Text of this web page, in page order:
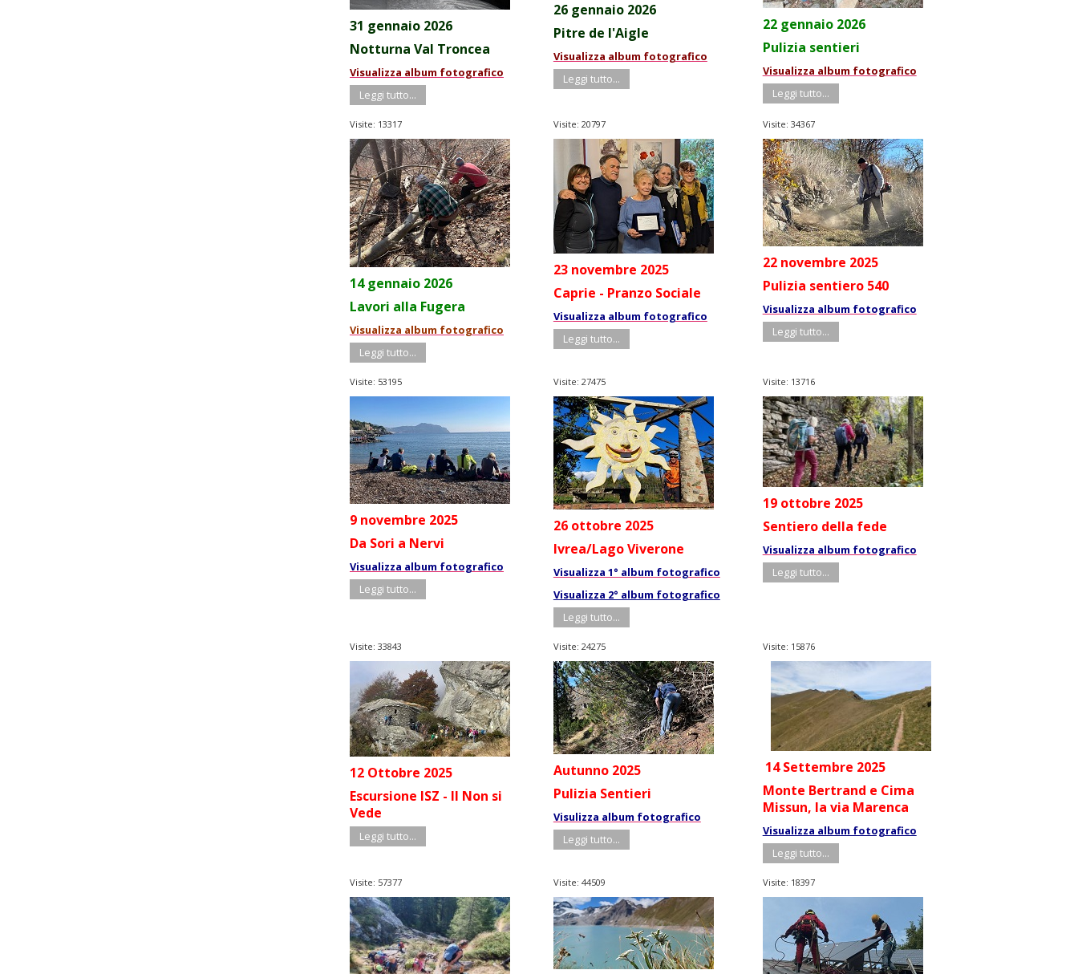
31 gennaio 2026
Notturna Val Troncea
Visualizza album fotografico
Leggi tutto...
26 gennaio 2026
Pitre de l'Aigle
Visualizza album fotografico
Leggi tutto...
22 gennaio 2026
Pulizia sentieri
Visualizza album fotografico
Leggi tutto...
Visite: 13317
14 gennaio 2026
Lavori alla Fugera
Visualizza album fotografico
Leggi tutto...
Visite: 20797
23 novembre 2025
Caprie - Pranzo Sociale
Visualizza album fotografico
Leggi tutto...
Visite: 34367
22 novembre 2025
Pulizia sentiero 540
Visualizza album fotografico
Leggi tutto...
Visite: 53195
9 novembre 2025
Da Sori a Nervi
Visualizza album fotografico
Leggi tutto...
Visite: 27475
26 ottobre 2025
Ivrea/Lago Viverone
Visualizza 1° album fotografico
Visualizza 2° album fotografico
Leggi tutto...
Visite: 13716
19 ottobre 2025
Sentiero della fede
Visualizza album fotografico
Leggi tutto...
Visite: 33843
12 Ottobre 2025
Escursione ISZ - Il Non si
Vede
Leggi tutto...
Visite: 24275
Autunno 2025
Pulizia Sentieri
Visulizza album fotografico
Leggi tutto...
Visite: 15876
14 Settembre 2025
Monte Bertrand e Cima
Missun, la via Marenca
Visualizza album fotografico
Leggi tutto...
Visite: 57377 Visite: 44509 Visite: 18397